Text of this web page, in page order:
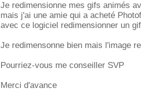
Je redimensionne mes gifs animés
mais j'ai une amie qui a acheté
avec ce logiciel redimensionner un
Je redimensonne bien mais l'image
Pourriez-vous me conseiller SVP
Merci d'avance